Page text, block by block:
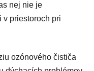
nej nie je
priestoroch pri
ozónového čističa